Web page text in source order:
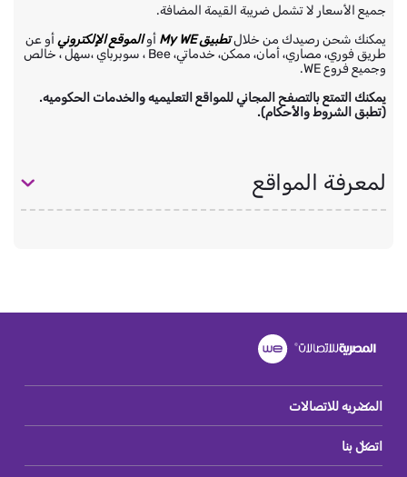
جميع الأسعار لا تشمل ضريبة القيمة المضافة.
يمكنك شحن رصيدك من خلالتطبيق My WE أوالموقع الإلكترونيأو عن
طريق فوري، مصاري، أمان، ممكن، خدماتي، Bee ، سوبرباي ،سهل ، خالص
وجميع فروع WE.
يمكنك التمتع بالتصفح المجاني للمواقع التعليميه والخدمات الحكوميه.
(تطبق الشروط والأحكام).
لمعرفة المواقع
المصريه للاتصالات
اتصل بنا